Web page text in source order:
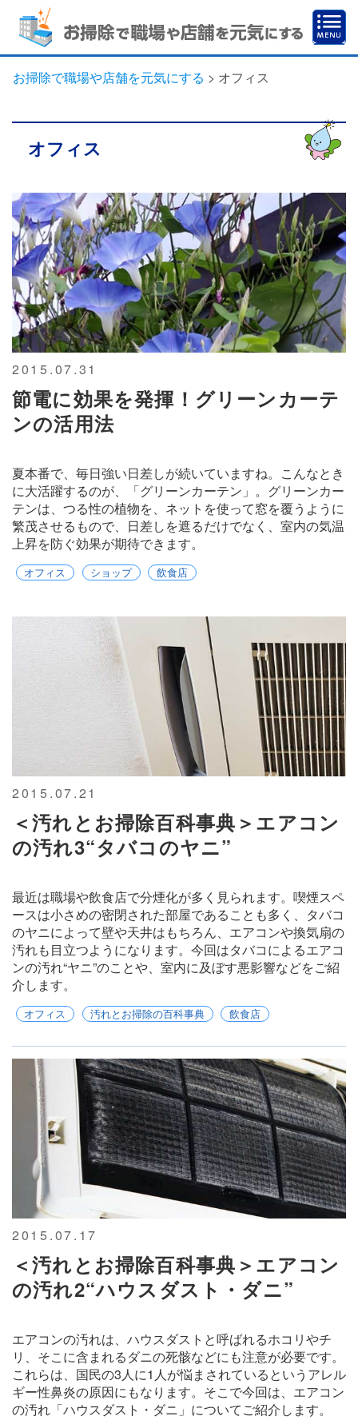
お掃除で職場や店舗を元気にする > オフィス
オフィス
2015.07.31
節電に効果を発揮！グリーンカーテ
ンの活用法
夏本番で、毎日強い日差しが続いていますね。こんなとき
に大活躍するのが、「グリーンカーテン」。グリーンカー
テンは、つる性の植物を、ネットを使って窓を覆うように
繁茂させるもので、日差しを遮るだけでなく、室内の気温
上昇を防ぐ効果が期待できます。
オフィス ショップ 飲食店
2015.07.21
＜汚れとお掃除百科事典＞エアコン
の汚れ3“タバコのヤニ”
最近は職場や飲食店で分煙化が多く見られます。喫煙スペ
ースは小さめの密閉された部屋であることも多く、タバコ
のヤニによって壁や天井はもちろん、エアコンや換気扇の
汚れも目立つようになります。今回はタバコによるエアコ
ンの汚れ“ヤニ”のことや、室内に及ぼす悪影響などをご紹
介します。
オフィス 汚れとお掃除の百科事典 飲食店
2015.07.17
＜汚れとお掃除百科事典＞エアコン
の汚れ2“ハウスダスト・ダニ”
エアコンの汚れは、ハウスダストと呼ばれるホコリやチ
リ、そこに含まれるダニの死骸などにも注意が必要です。
これらは、国民の3人に1人が悩まされているというアレル
ギー性鼻炎の原因にもなります。そこで今回は、エアコン
の汚れ「ハウスダスト・ダニ」についてご紹介します。